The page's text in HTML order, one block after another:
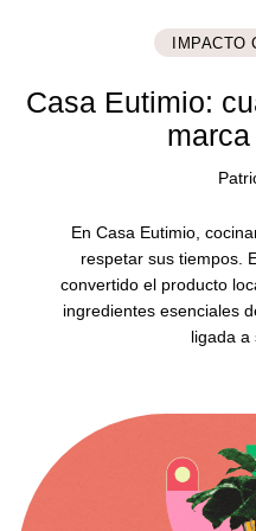
IMPACTO
Casa Eutimio:
En Casa Eutimio,
respetar sus tiempos.
convertido el producto
ingredientes esenciales
ligada a